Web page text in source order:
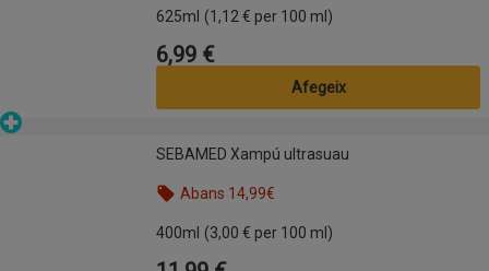
625ml (1,12 € per 100 ml)
Preu
6,99 €
Afegeix
SEBAMED Xampú ultrasuau
Parafarmàcia
SEBAMED Xampú ultrasuau
Abans 14,99€
400ml (3,00 € per 100 ml)